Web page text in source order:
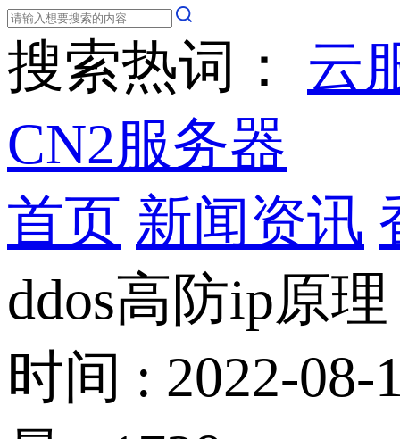
搜索热词： 云
CN2服务器
首页 新闻资讯
ddos高防ip原
时间 : 2022-08-